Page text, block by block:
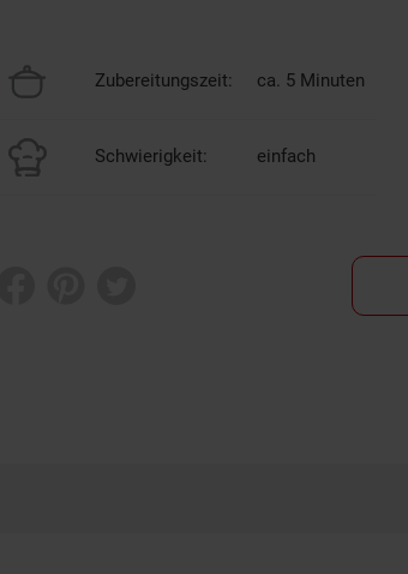
Zubereitungszeit: ca. 5 Minuten
Schwierigkeit: einfach